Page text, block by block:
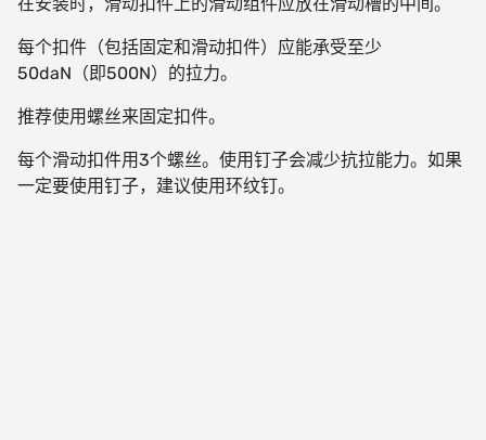
每个扣件（包括固定和滑动扣件）应能承受至少
50daN （即500N）的拉力。
推荐使用螺丝来固定扣件。
每个滑动扣件用3个螺丝。使用钉子会减少抗拉能力。如果
一定要使用钉子，建议使用环纹钉。